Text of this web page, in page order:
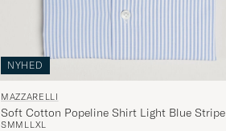
NYHED
MAZZARELLI
Soft Cotton Popeline Shirt Light Blue Stripe
SMM L L XL